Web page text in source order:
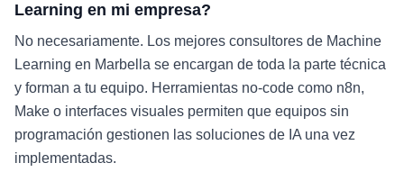
Learning en mi empresa?
No necesariamente. Los mejores consultores de Machine
Learning en Marbella se encargan de toda la parte técnica
y forman a tu equipo. Herramientas no-code como n8n,
Make o interfaces visuales permiten que equipos sin
programación gestionen las soluciones de IA una vez
implementadas.